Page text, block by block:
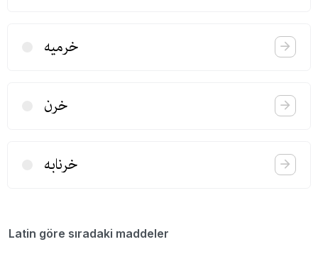
خرمیه
خرن
خرنابه
Latin göre sıradaki maddeler